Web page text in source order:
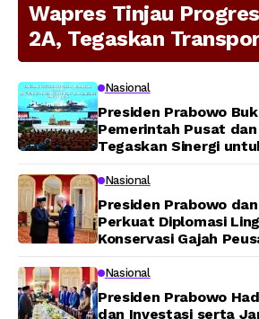
Wapres Tinjau
2A, Tegaskan
Modern Jadi Prioritas
Nasional
Presiden Prabowo
Pemerintah Pusat
Tegaskan Sinergi
Nasional
Presiden Prabowo
Perkuat Diplomasi
Konservasi Gajah
Nasional
Presiden Prabowo
dan Investasi serta